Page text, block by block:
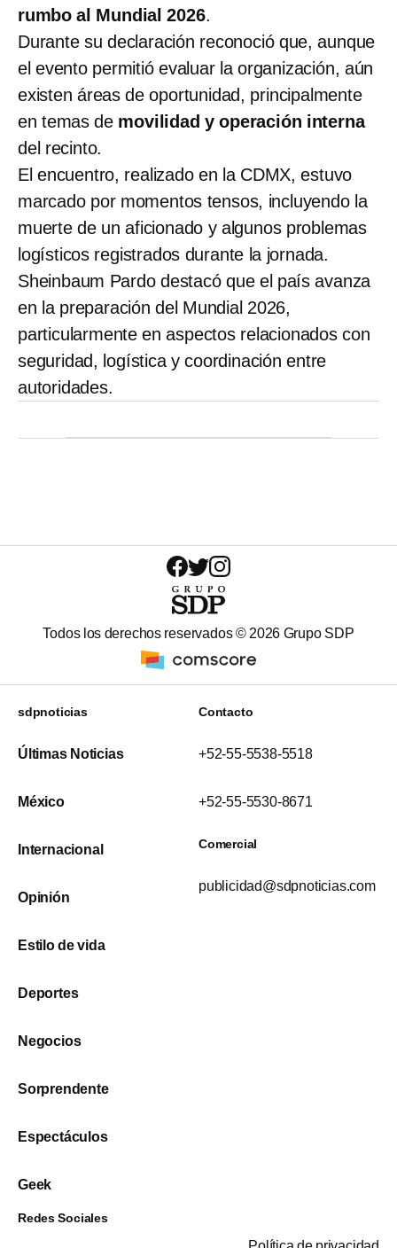
rumbo al Mundial 2026.
Durante su declaración reconoció que, aunque
el evento permitió evaluar la organización, aún
existen áreas de oportunidad, principalmente
en temas de movilidad y operación interna
del recinto.
El encuentro, realizado en la CDMX, estuvo
marcado por momentos tensos, incluyendo la
muerte de un aficionado y algunos problemas
logísticos registrados durante la jornada.
Sheinbaum Pardo destacó que el país avanza
en la preparación del Mundial 2026,
particularmente en aspectos relacionados con
seguridad, logística y coordinación entre
autoridades.
Todos los derechos reservados © 2026 Grupo SDP
sdpnoticias
Últimas Noticias
México
Internacional
Opinión
Estilo de vida
Deportes
Negocios
Sorprendente
Espectáculos
Geek
Contacto
+52-55-5538-5518
+52-55-5530-8671
Comercial
publicidad@sdpnoticias.com
Redes Sociales